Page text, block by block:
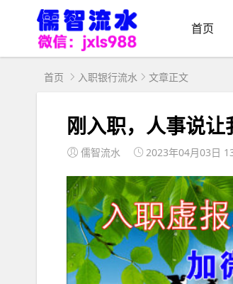
首页
首页 入职银行流水 文章正文
刚入职，人事说让
儒智流水 2023年04月03日